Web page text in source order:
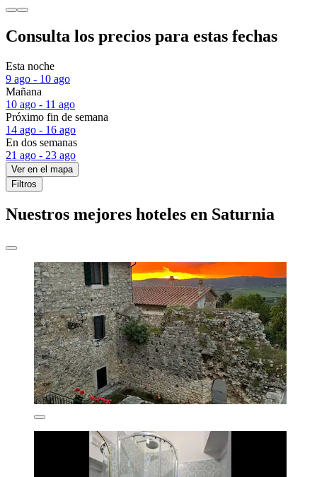
Consulta los precios para estas fechas
Esta noche
9 ago - 10 ago
Mañana
10 ago - 11 ago
Próximo fin de semana
14 ago - 16 ago
En dos semanas
21 ago - 23 ago
Ver en el mapa
Filtros
Nuestros mejores hoteles en Saturnia